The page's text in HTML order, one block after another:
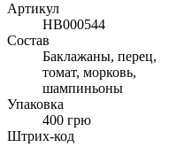
Артикул
НВ000544
Состав
Баклажаны, перец,
томат, морковь,
шампиньоны
Упаковка
400 грю
Штрих-код